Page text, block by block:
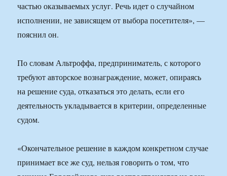
частью оказываемых услуг. Речь идет о случайном
исполнении, не зависящем от выбора посетителя», —
пояснил он.
По словам Альтроффа, предприниматель, с которого
требуют авторское вознаграждение, может, опираясь
на решение суда, отказаться это делать, если его
деятельность укладывается в критерии, определенные
судом.
«Окончательное решение в каждом конкретном случае
принимает все же суд, нельзя говорить о том, что